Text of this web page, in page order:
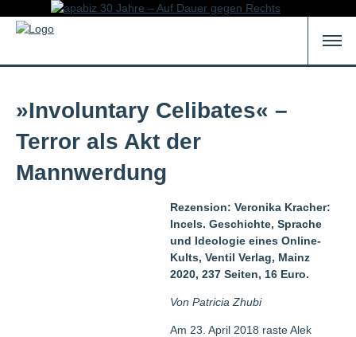
»Involuntary Celibates« –
Terror als Akt der
Mannwerdung
Rezension: Veronika Kracher:
Incels. Geschichte, Sprache
und Ideologie eines Online-
Kults, Ventil Verlag, Mainz
2020, 237 Seiten, 16 Euro.
Von Patricia Zhubi
Am 23. April 2018 raste Alek